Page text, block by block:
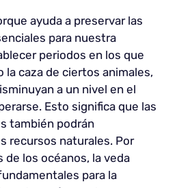
ayuda a preservar las
para nuestra
periodos en los que
la caza de ciertos animales,
a un nivel en el
Esto significa que las
también podrán
recursos naturales. Por
de los océanos, la veda
para la